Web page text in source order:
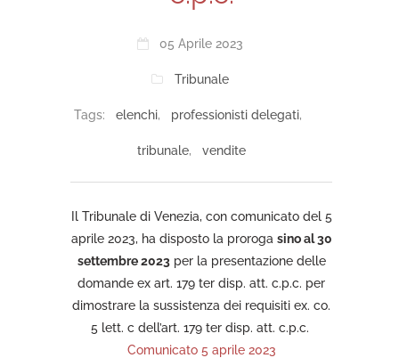
05 Aprile 2023
Tribunale
Tags: elenchi, professionisti delegati,
tribunale, vendite
Il Tribunale di Venezia, con comunicato del 5
aprile 2023, ha disposto la proroga sino al 30
settembre 2023per la presentazione delle
domande ex art. 179 ter disp. att. c.p.c. per
dimostrare la sussistenza dei requisiti ex. co.
5 lett. c dell’art. 179 ter disp. att. c.p.c.
Comunicato 5 aprile 2023